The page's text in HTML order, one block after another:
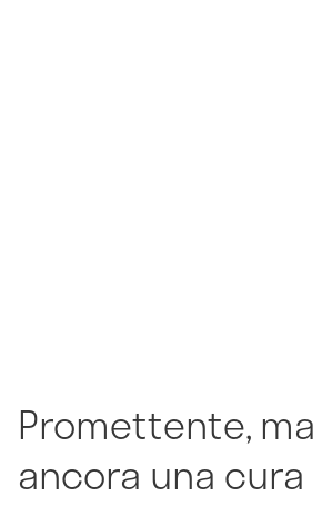
Promettente,
ancora una cura